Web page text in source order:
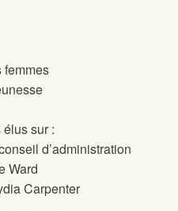
femmes
élus sur:
d’administration
Ward
Carpenter